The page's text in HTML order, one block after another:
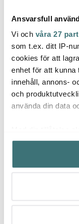
Ansvarsfull
Vi och våra 27
som t.ex. ditt IP-
cookies för att
enhet för att kunna
innehåll, annons-
och
använda din data
Samla in
kan ha en
Identifiera din
Ta reda på mer
Du kan ändra
Modern House
Basis durkslag 16
gun metal
329 kr
Låt dig